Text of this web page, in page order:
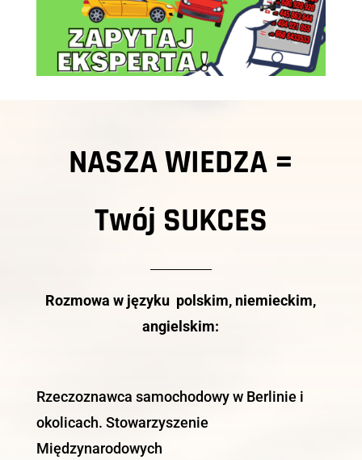
NASZA WIEDZA =
Twój SUKCES
Rozmowa w języku polskim, niemieckim,
angielskim:
Rzeczoznawca samochodowy w Berlinie i
okolicach. Stowarzyszenie
Międzynarodowych